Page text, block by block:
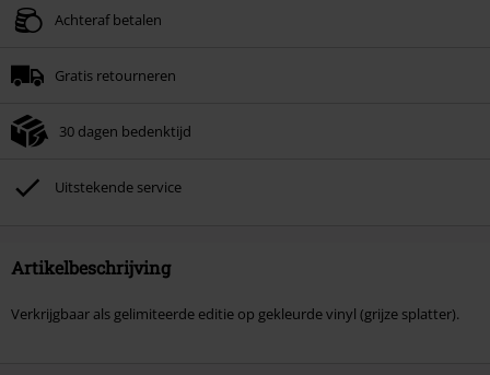
Achteraf betalen
Gratis retourneren
30 dagen bedenktijd
Uitstekende service
Artikelbeschrijving
Verkrijgbaar als gelimiteerde editie op gekleurde vinyl (grijze splatter).